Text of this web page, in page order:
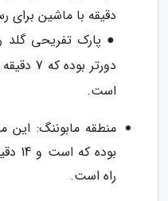
دقیقه با ماشین برای
دورتر
است.
راه است.